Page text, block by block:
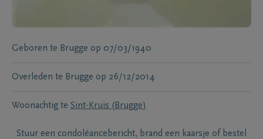
Geboren te Brugge op 07/03/1940
Overleden te Brugge op 26/12/2014
Woonachtig te Sint-Kruis (Brugge)
Stuur een condoléancebericht, brand een kaarsje of bestel